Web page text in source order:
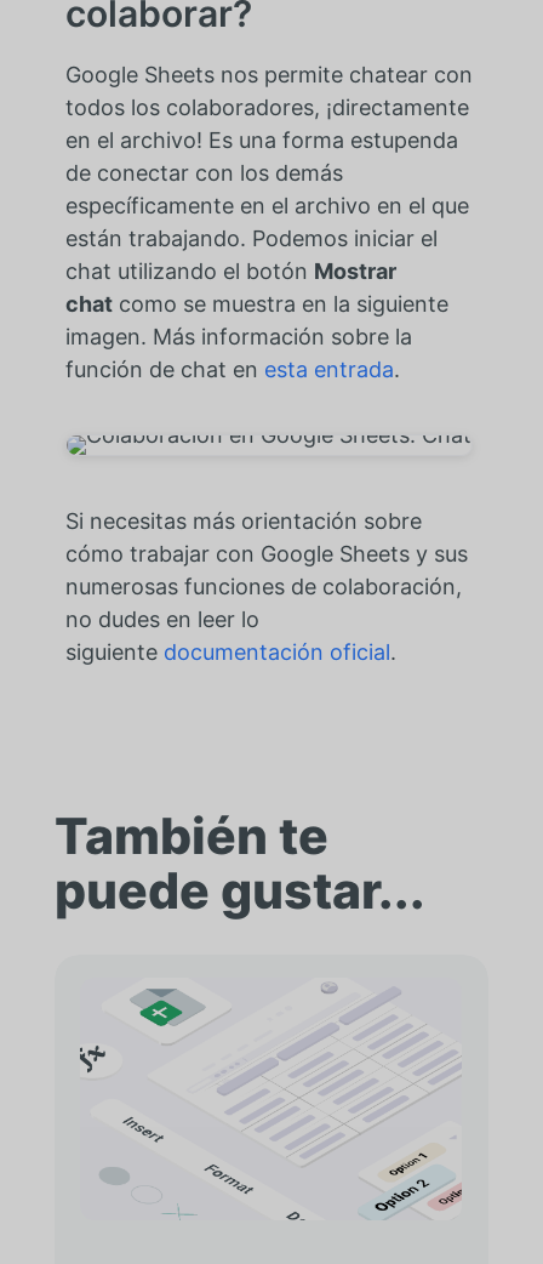
colaborar?
Google Sheets nos permite chatear con
todos los colaboradores, ¡directamente
en el archivo! Es una forma estupenda
de conectar con los demás
específicamente en el archivo en el que
están trabajando. Podemos iniciar el
chat utilizando el botón Mostrar
chatcomo se muestra en la siguiente
imagen. Más información sobre la
función de chat en esta entrada.
Si necesitas más orientación sobre
cómo trabajar con Google Sheets y sus
numerosas funciones de colaboración,
no dudes en leer lo
siguiente documentación oficial.
También te
puede gustar...